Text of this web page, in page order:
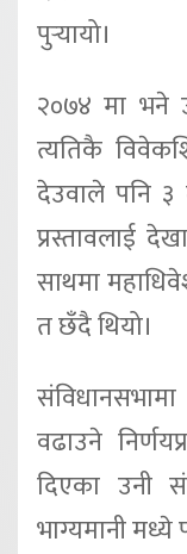
पुर्‍यायो।
२०७४ मा भने
त्यतिकै
देउवाले पनि
प्रस्तावलाई
साथमा
त छँदै थियो।
वढाउने
दिएका उनी
भाग्यमानी मध्ये